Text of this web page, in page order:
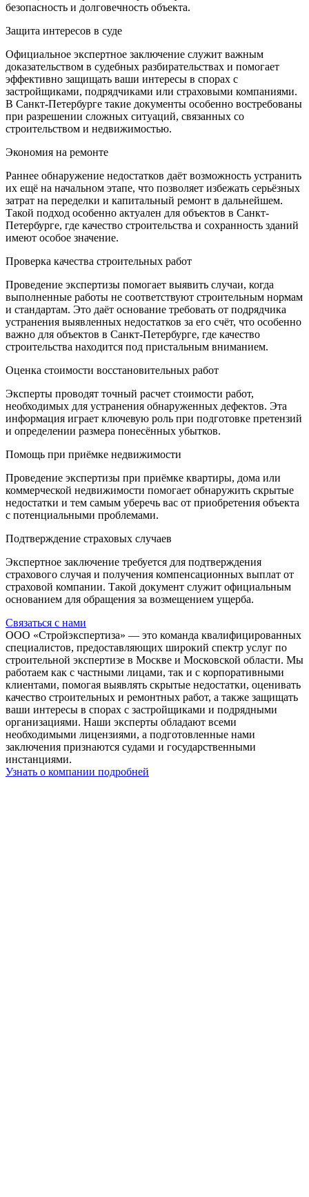
безопасность и долговечность объекта.
Защита интересов в суде
Официальное экспертное заключение служит важным
доказательством в судебных разбирательствах и помогает
эффективно защищать ваши интересы в спорах с
застройщиками, подрядчиками или страховыми компаниями.
В Санкт-Петербурге такие документы особенно востребованы
при разрешении сложных ситуаций, связанных со
строительством и недвижимостью.
Экономия на ремонте
Раннее обнаружение недостатков даёт возможность устранить
их ещё на начальном этапе, что позволяет избежать серьёзных
затрат на переделки и капитальный ремонт в дальнейшем.
Такой подход особенно актуален для объектов в Санкт-
Петербурге, где качество строительства и сохранность зданий
имеют особое значение.
Проверка качества строительных работ
Проведение экспертизы помогает выявить случаи, когда
выполненные работы не соответствуют строительным нормам
и стандартам. Это даёт основание требовать от подрядчика
устранения выявленных недостатков за его счёт, что особенно
важно для объектов в Санкт-Петербурге, где качество
строительства находится под пристальным вниманием.
Оценка стоимости восстановительных работ
Эксперты проводят точный расчет стоимости работ,
необходимых для устранения обнаруженных дефектов. Эта
информация играет ключевую роль при подготовке претензий
и определении размера понесённых убытков.
Помощь при приёмке недвижимости
Проведение экспертизы при приёмке квартиры, дома или
коммерческой недвижимости помогает обнаружить скрытые
недостатки и тем самым уберечь вас от приобретения объекта
с потенциальными проблемами.
Подтверждение страховых случаев
Экспертное заключение требуется для подтверждения
страхового случая и получения компенсационных выплат от
страховой компании. Такой документ служит официальным
основанием для обращения за возмещением ущерба.
Связаться с нами
ООО «Стройэкспертиза» — это команда квалифицированных
специалистов, предоставляющих широкий спектр услуг по
строительной экспертизе в Москве и Московской области. Мы
работаем как с частными лицами, так и с корпоративными
клиентами, помогая выявлять скрытые недостатки, оценивать
качество строительных и ремонтных работ, а также защищать
ваши интересы в спорах с застройщиками и подрядными
организациями. Наши эксперты обладают всеми
необходимыми лицензиями, а подготовленные нами
заключения признаются судами и государственными
инстанциями.
Узнать о компании подробней